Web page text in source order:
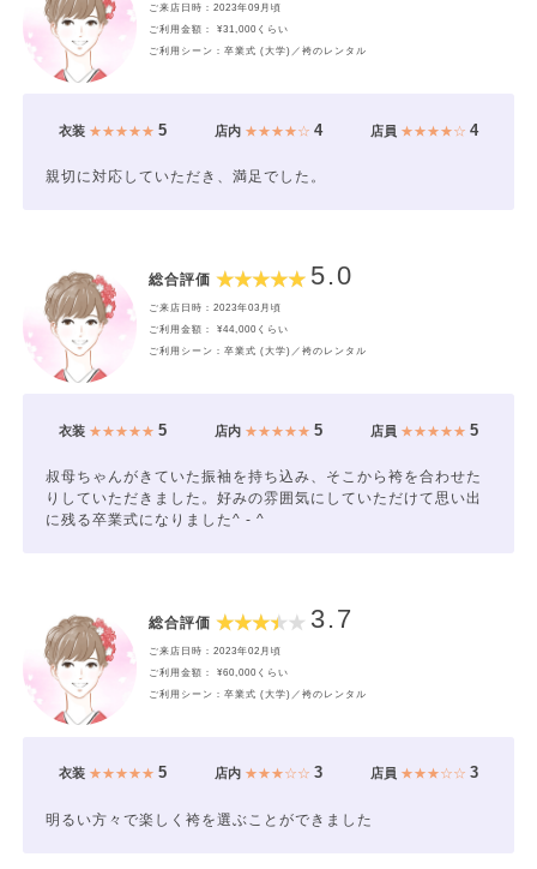
ご来店日時：2023年09月頃
ご利用金額： ¥31,000くらい
ご利用シーン：卒業式 (大学)／袴のレンタル
衣装★★★★★ 5 店内★★★★☆ 4 店員 ★★★★☆4
親切に対応していただき、満足でした。
総合評価 5.0
ご来店日時：2023年03月頃
ご利用金額： ¥44,000くらい
ご利用シーン：卒業式 (大学)／袴のレンタル
衣装★★★★★ 5 店内★★★★★ 5 店員 ★★★★★5
叔母ちゃんがきていた振袖を持ち込み、そこから袴を合わせた
りしていただきました。好みの雰囲気にしていただけて思い出
に残る卒業式になりました^ - ^
総合評価 3.7
ご来店日時：2023年02月頃
ご利用金額： ¥60,000くらい
ご利用シーン：卒業式 (大学)／袴のレンタル
衣装★★★★★ 5 店内★★★☆☆ 3 店員 ★★★☆☆3
明るい方々で楽しく袴を選ぶことができました